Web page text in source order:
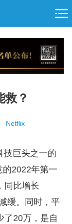
推广
救？
Netflix
技巨头之一的
2022年第一
同比增长
缓。同时，平
了20万，是自